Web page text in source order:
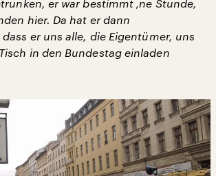
er war bestimmt ‚ne Stunde,
hier. Da hat er dann
er uns alle, die Eigentümer, uns
in den Bundestag einladen